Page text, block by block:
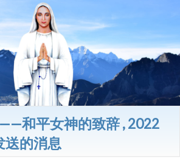
和平女神的致辞 , 2022
送的消息